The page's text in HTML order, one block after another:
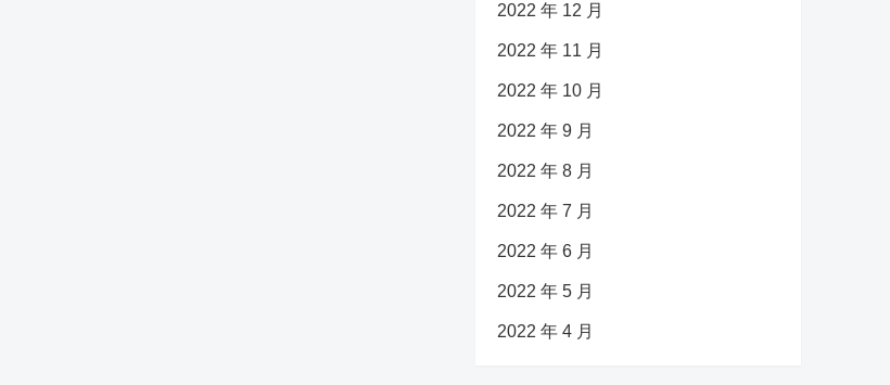
2022 年 12 月
2022 年 11 月
2022 年 10 月
2022 年 9 月
2022 年 8 月
2022 年 7 月
2022 年 6 月
2022 年 5 月
2022 年 4 月